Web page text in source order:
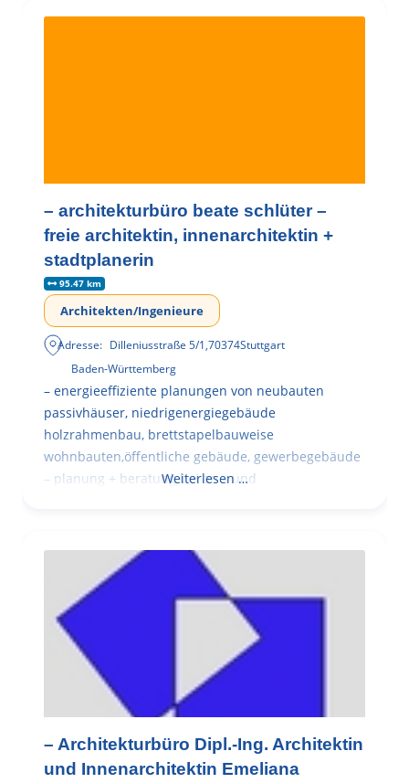
– architekturbüro beate schlüter –
freie architektin, innenarchitektin +
stadtplanerin
95.47 km
Architekten/Ingenieure
Adresse: Dilleniusstraße 5/1,70374Stuttgart
Baden-Württemberg
– energieeffiziente planungen von neubauten
passivhäuser, niedrigenergiegebäude
holzrahmenbau, brettstapelbauweise
wohnbauten,öffentliche gebäude, gewerbegebäude
– planung + beratung bei an – und
Weiterlesen …
– Architekturbüro Dipl.-Ing. Architektin
und Innenarchitektin Emeliana